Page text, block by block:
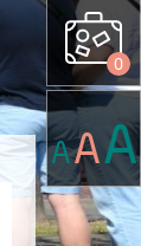
0
AAA